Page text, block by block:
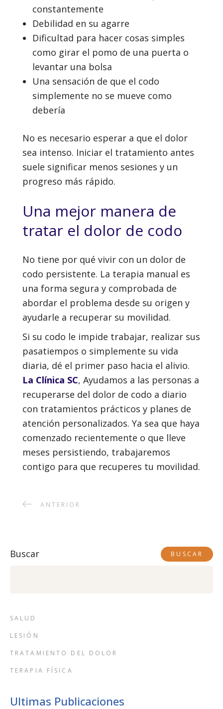
constantemente
Debilidad en su agarre
Dificultad para hacer cosas simples
como girar el pomo de una puerta o
levantar una bolsa
Una sensación de que el codo
simplemente no se mueve como
debería
No es necesario esperar a que el dolor
sea intenso. Iniciar el tratamiento antes
suele significar menos sesiones y un
progreso más rápido.
Una mejor manera de
tratar el dolor de codo
No tiene por qué vivir con un dolor de
codo persistente. La terapia manual es
una forma segura y comprobada de
abordar el problema desde su origen y
ayudarle a recuperar su movilidad.
Si su codo le impide trabajar, realizar sus
pasatiempos o simplemente su vida
diaria, dé el primer paso hacia el alivio.
La Clínica SC, Ayudamos a las personas a
recuperarse del dolor de codo a diario
con tratamientos prácticos y planes de
atención personalizados. Ya sea que haya
comenzado recientemente o que lleve
meses persistiendo, trabajaremos
contigo para que recuperes tu movilidad.
ANTERIOR
Buscar BUSCAR
SALUD
LESIÓN
TRATAMIENTO DEL DOLOR
TERAPIA FÍSICA
Ultimas Publicaciones